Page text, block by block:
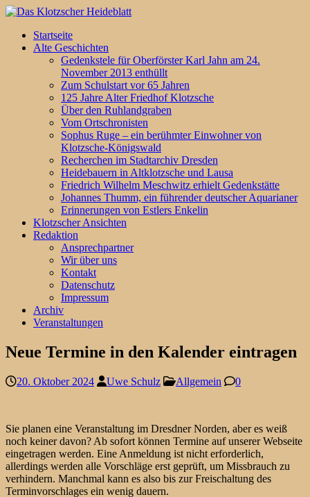
Startseite
Alte Geschichten
Gedenkstele für Oberförster Karl Jahn am 24.
November 2013 enthüllt
Zum Schulstart vor 65 Jahren
125 Jahre Alter Friedhof Klotzsche
Über den Ruhlandgraben
Vom Ortschronisten
Sophus Ruge – ein berühmter Einwohner von
Klotzsche-Königswald
Recherchen im Stadtarchiv Dresden
Heidebauern in Altklotzsche und Lausa
Friedrich Wilhelm Meschwitz erhielt Gedenkstätte
Johannes Thumm, ein führender deutscher Aquarianer
Erinnerungen von Estlers Enkelin
Klotzscher Ansichten
Redaktion
Ansprechpartner
Wir über uns
Kontakt
Datenschutz
Impressum
Archiv
Veranstaltungen
Neue Termine in den Kalender eintragen
20. Oktober 2024 Uwe Schulz Allgemein 0
Sie planen eine Veranstaltung im Dresdner Norden, aber es weiß
noch keiner davon? Ab sofort können Termine auf unserer Webseite
eingetragen werden. Eine Anmeldung ist nicht erforderlich,
allerdings werden alle Vorschläge erst geprüft, um Missbrauch zu
verhindern. Manchmal kann es also bis zur Freischaltung des
Terminvorschlages ein wenig dauern.